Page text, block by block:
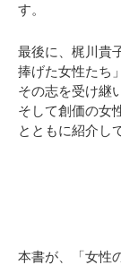
す。
最後に、梶川貴
捧げた女性たち
その志を受け継
そして創価の女
とともに紹介し
本書が、「女性